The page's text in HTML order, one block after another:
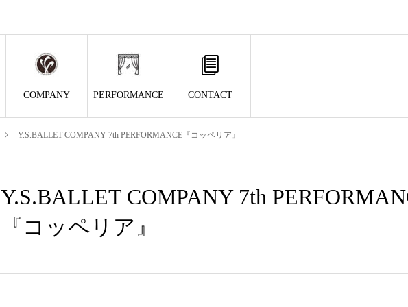
COMPANY PERFORMANCE CONTACT
Y.S.BALLET COMPANY 7th PERFORMANCE『コッペリア』
Y.S.BALLET COMPANY 7th
『コッペリア』